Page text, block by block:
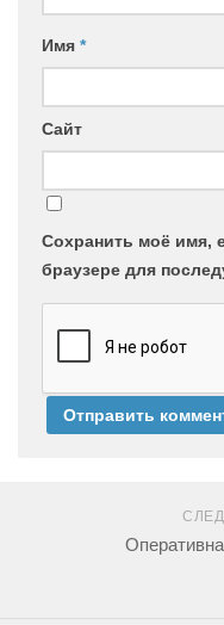
Имя *
Сайт
Сохранить моё имя,
браузере для